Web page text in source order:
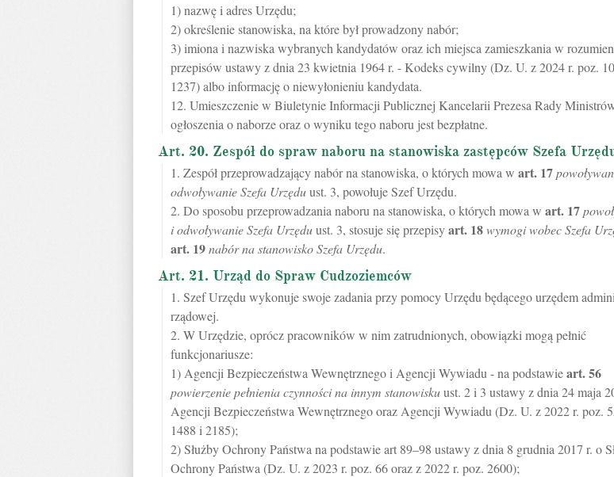
1) nazwę i adres Urzędu;
2) określenie stanowiska, na które był prowadzony nabór;
3) imiona i nazwiska wybranych kandydatów oraz ich miejsca zamieszkania w
przepisów ustawy z dnia 23 kwietnia 1964 r. - Kodeks cywilny (Dz. U. z 2024 r. poz.
1237) albo informację o niewyłonieniu kandydata.
12. Umieszczenie w Biuletynie Informacji Publicznej Kancelarii Prezesa Rady
ogłoszenia o naborze oraz o wyniku tego naboru jest bezpłatne.
Art. 20. Zespół do spraw naboru na stanowiska zastępców Szefa
1. Zespół przeprowadzający nabór na stanowiska, o których mowa w art. 17
odwoływanie Szefa Urzęduust. 3, powołuje Szef Urzędu.
2. Do sposobu przeprowadzania naboru na stanowiska, o których mowa w art. 17
i odwoływanie Szefa Urzęduust. 3, stosuje się przepisyart. 18wymogi wobec Szefa
art. 19nabór na stanowisko Szefa Urzędu.
Art. 21. Urząd do Spraw Cudzoziemców
1. Szef Urzędu wykonuje swoje zadania przy pomocy Urzędu będącego urzędem
rządowej.
2. W Urzędzie, oprócz pracowników w nim zatrudnionych, obowiązki mogą pełnić
funkcjonariusze:
1) Agencji Bezpieczeństwa Wewnętrznego i Agencji Wywiadu - na podstawieart.56
powierzenie pełnienia czynności na innym stanowiskuust. 2 i 3 ustawy z dnia 24 maja
Agencji Bezpieczeństwa Wewnętrznego oraz Agencji Wywiadu (Dz. U. z 2022 r. poz.
1488 i 2185);
2) Służby Ochrony Państwa na podstawie art 89–98 ustawy z dnia 8 grudnia 2017 r. o
Ochrony Państwa (Dz. U. z 2023 r. poz. 66 oraz z 2022 r. poz. 2600);